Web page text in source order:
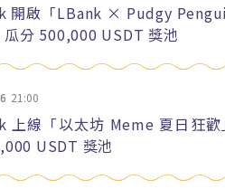
開啟「LBank × Pudgy
瓜分 500,000 USDT 獎池
21:00
上線「以太坊 Meme 夏日狂歡
USDT 獎池